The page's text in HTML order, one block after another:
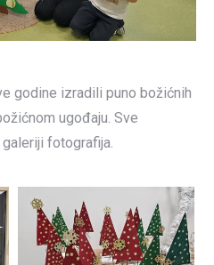
godine izradili puno božićnih
ugođaju. Sve
fotografija.